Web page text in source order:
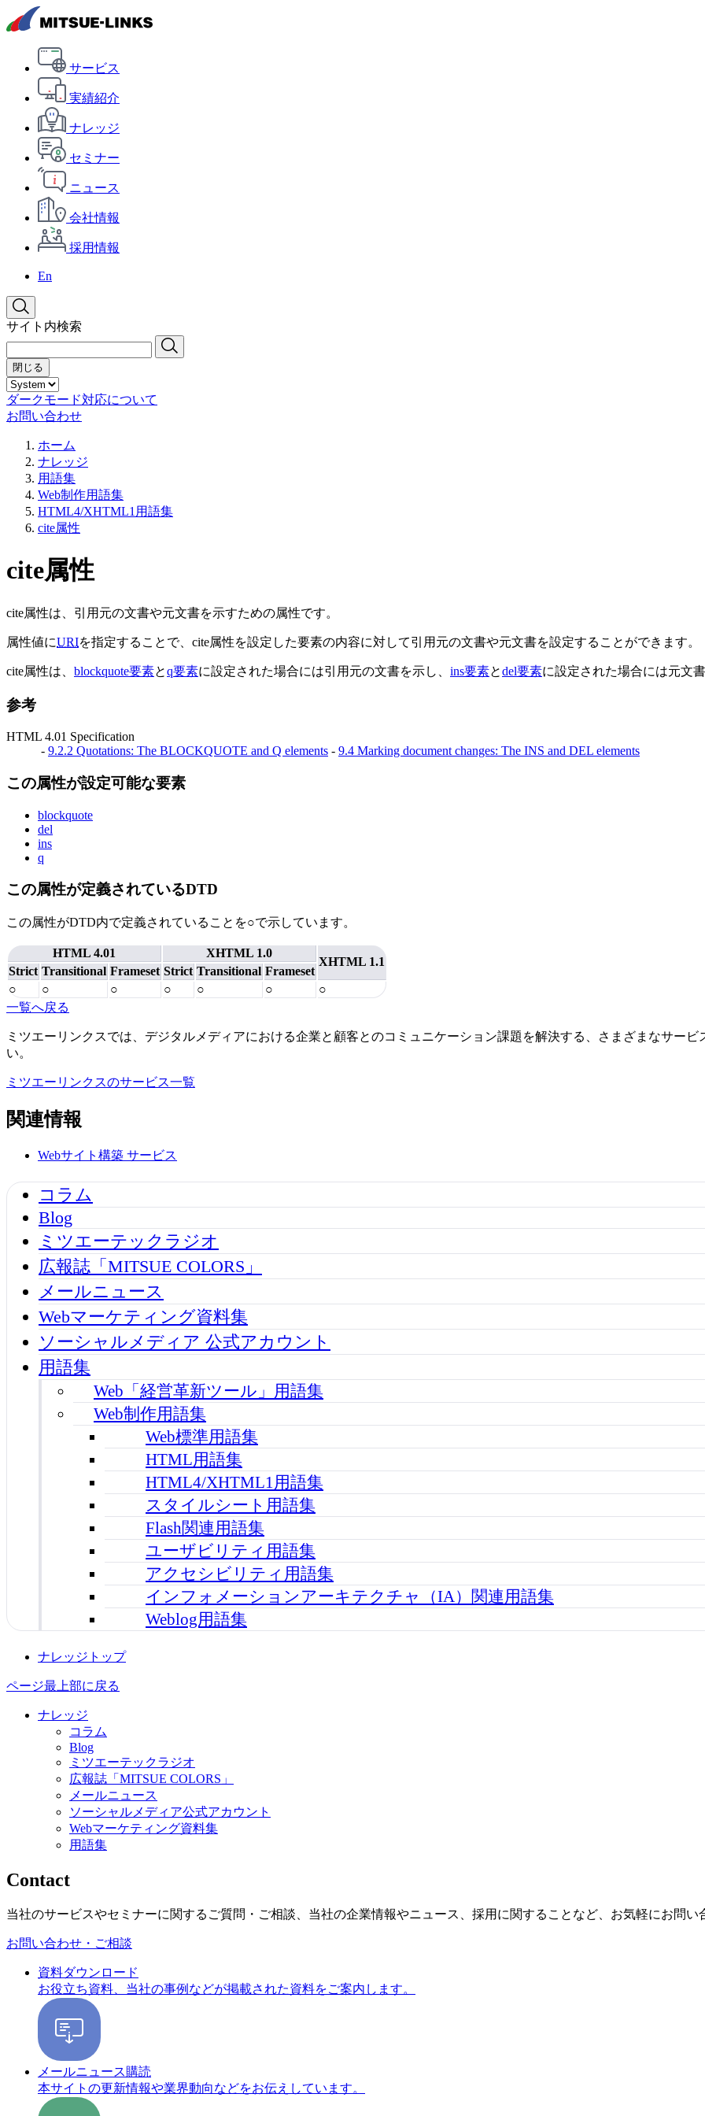
サービス
実績紹介
ナレッジ
セミナー
ニュース
会社情報
採用情報
En
サイト内検索
閉じる
ダークモード対応について
お問い合わせ
ホーム
ナレッジ
用語集
Web制作用語集
HTML4/XHTML1用語集
cite属性
cite属性
cite属性は、引用元の文書や元文書を示すための属性です。
属性値にURIを指定することで、cite属性を設定した要素の内容に対して引用元の文書や元文書を設定することができます。
cite属性は、 blockquote要素とq要素に設定された場合には引用元の文書を示し、 ins要素とdel要素に設定された場合には元文
参考
HTML 4.01 Specification
- 9.2.2 Quotations: The BLOCKQUOTE and Q elements - 9.4 Marking document changes: The INS and DEL elements
この属性が設定可能な要素
blockquote
del
ins
q
この属性が定義されているDTD
この属性がDTD内で定義されていることを○で示しています。
HTML 4.01 XHTML 1.0
XHTML 1.1
Strict Transitional Frameset Strict Transitional Frameset
○
○ ○ ○ ○ ○
○
一覧へ戻る
ミツエーリンクスでは、デジタルメディアにおける企業と顧客とのコミュニケーション課題を解決する、さまざまなサー
い。
ミツエーリンクスのサービス一覧
関連情報
Webサイト構築 サービス
コラム
Blog
ミツエーテックラジオ
広報誌「MITSUE COLORS」
メールニュース
Webマーケティング資料集
ソーシャルメディア 公式アカウント
用語集
Web「経営革新ツール」用語集
Web制作用語集
Web標準用語集
HTML用語集
HTML4/XHTML1用語集
スタイルシート用語集
Flash関連用語集
ユーザビリティ用語集
アクセシビリティ用語集
インフォメーションアーキテクチャ（IA）関連用語集
Weblog用語集
ナレッジトップ
ページ最上部に戻る
ナレッジ
コラム
Blog
ミツエーテックラジオ
広報誌「MITSUE COLORS」
メールニュース
ソーシャルメディア公式アカウント
Webマーケティング資料集
用語集
Contact
当社のサービスやセミナーに関するご質問・ご相談、当社の企業情報やニュース、採用に関することなど、お気軽にお問い
お問い合わせ・ご相談
資料ダウンロード
お役立ち資料、当社の事例などが掲載された資料をご案内します。
メールニュース購読
本サイトの更新情報や業界動向などをお伝えしています。